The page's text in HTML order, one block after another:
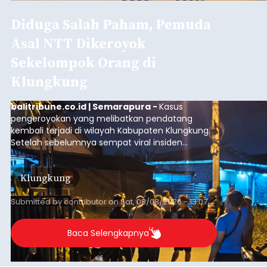
Diduga Salah Paham, Pemuda
Asal NTT Dikeroyok
Sekelompok Orang di
Klungkung
balitribune.co.id | Semarapura -Kasus
pengeroyokan yang melibatkan pendatang
kembali terjadi di wilayah Kabupaten Klungkung.
Setelah sebelumnya sempat viral insiden
keributan di barat Pasar Galiran, peristiwa serupa
kini menimpa seorang pemuda asal Kabupaten
Sumba Barat Daya (SBD), Nusa Tenggara Timur
(NTT).
Klungkung
Submitted bycontributoronSat, 08/08/2026 - 13:07
Baca Selengkapnya